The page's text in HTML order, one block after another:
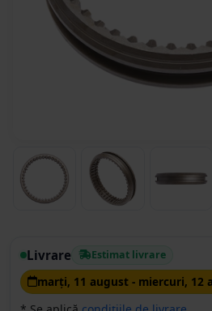
Livrare Estimat livrare
marţi, 11 august - miercuri, 12